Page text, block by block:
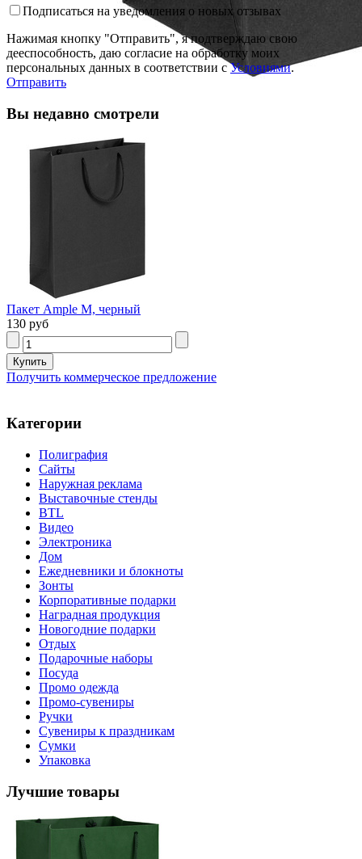
Подписаться на уведомления о новых отзывах
Нажимая кнопку "Отправить", я подтверждаю свою
дееспособность, даю согласие на обработку моих
персональных данных в соответствии сУсловиями.
Отправить
Вы недавно смотрели
Пакет Ample M, черный
130 руб
Получить коммерческое предложение
Категории
Полиграфия
Сайты
Наружная реклама
Выставочные стенды
BTL
Видео
Электроника
Дом
Ежедневники и блокноты
Зонты
Корпоративные подарки
Наградная продукция
Новогодние подарки
Отдых
Подарочные наборы
Посуда
Промо одежда
Промо-сувениры
Ручки
Сувениры к праздникам
Сумки
Упаковка
Лучшие товары